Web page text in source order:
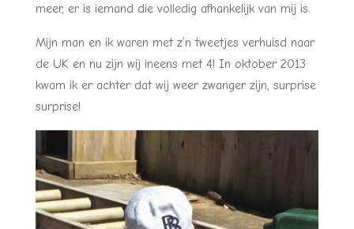
meer, er is iemand die volledig afhankelijk van mij is.
Mijn man en ik waren met z’n tweetjes verhuisd naar
de UK en nu zijn wij ineens met 4! In oktober 2013
kwam ik er achter dat wij weer zwanger zijn, surprise
surprise!